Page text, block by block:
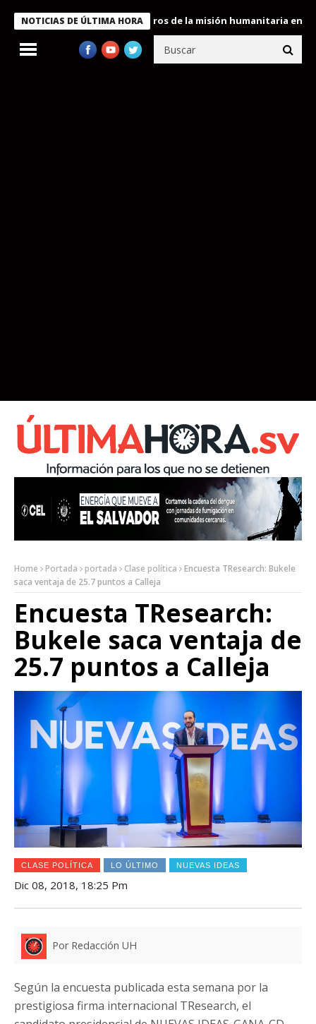
NOTICIAS DE ÚLTIMA HORA
Bukele condecora a miembros de la misión humanitaria enviada
Home Portada portada Clase política
Encuesta TResearch: Bukele
saca ventaja de 25.7 puntos a Calleja
Encuesta TResearch:
Bukele saca ventaja de
25.7 puntos a Calleja
CLASE POLÍTICA LO ÚLTIMO NUEVAS IDEAS
Dic 08, 2018, 18:25 Pm
Por Redacción UH
Según la encuesta publicada esta semana por la
prestigiosa firma internacional TResearch, el